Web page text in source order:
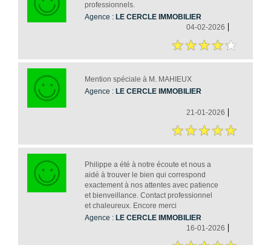
professionnels.
Agence : LE CERCLE IMMOBILIER
04-02-2026
Mention spéciale à M. MAHIEUX
Agence : LE CERCLE IMMOBILIER
21-01-2026
Philippe a été à notre écoute et nous a
aidé à trouver le bien qui correspond
exactement à nos attentes avec patience
et bienveillance. Contact professionnel
et chaleureux. Encore merci
Agence : LE CERCLE IMMOBILIER
16-01-2026